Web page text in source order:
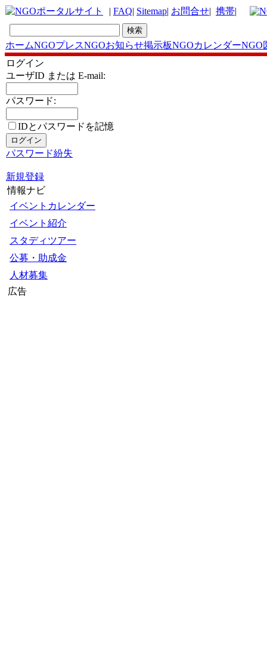
| FAQ| Sitemap| お問合せ| 携帯|
ホームNGOプレスNGOお知らせ掲示板NGOカレンダーNGO
ログイン
ユーザID または E-mail:
パスワード:
IDとパスワードを記憶
パスワード紛失
新規登録
情報ナビ
イベントカレンダー
イベント紹介
スタディツアー
公募・助成金
人材募集
広告